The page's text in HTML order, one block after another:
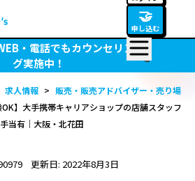
🤝
申し込む
・電話でもカウンセリン
グ実施中！
求人情報 > 販売・販売アドバイザー・売り場
OK】大手携帯キャリアショップの店舗スタッフ
当有｜大阪・北花田
更新日: 2022年8月3日